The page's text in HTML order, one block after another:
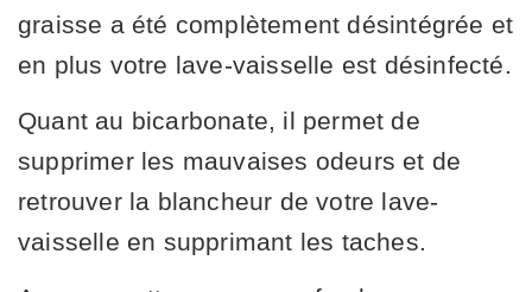
graisse a été complètement désintégrée et
en plus votre lave-vaisselle est désinfecté.
Quant au bicarbonate, il permet de
supprimer les mauvaises odeurs et de
retrouver la blancheur de votre lave-
vaisselle en supprimant les taches.